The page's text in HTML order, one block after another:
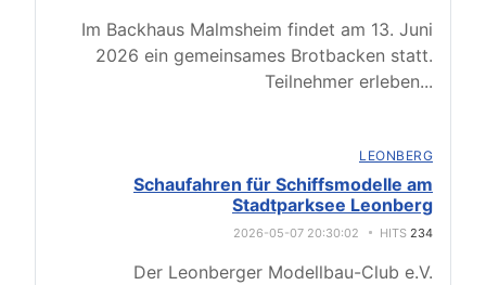
Im Backhaus Malmsheim findet am 13. Juni
2026 ein gemeinsames Brotbacken statt.
Teilnehmer erleben...
LEONBERG
Schaufahren für Schiffsmodelle am
Stadtparksee Leonberg
2026-05-07 20:30:02 HITS 234
Der Leonberger Modellbau-Club e.V.